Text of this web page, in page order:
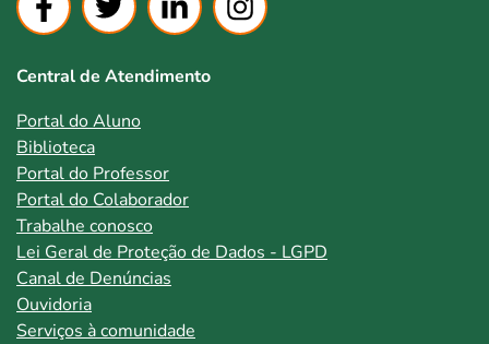
Central de Atendimento
Portal do Aluno
Biblioteca
Portal do Professor
Portal do Colaborador
Trabalhe conosco
Lei Geral de Proteção de Dados - LGPD
Canal de Denúncias
Ouvidoria
Serviços à comunidade